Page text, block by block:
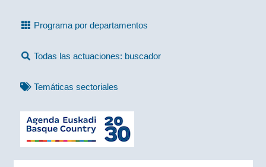
Programa por departamentos
Todas las actuaciones: buscador
Temáticas sectoriales